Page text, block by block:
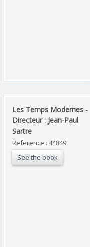
‎Les Temps Modernes -
Directeur : Jean-Paul
Sartre‎
Reference : 44849
See the book